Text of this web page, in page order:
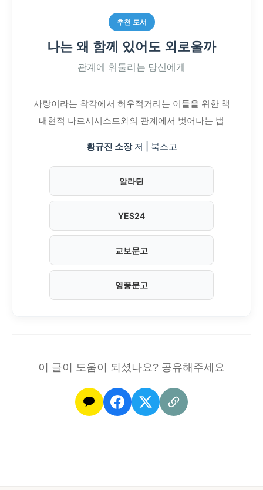
추천 도서
나는 왜 함께 있어도 외로울까
관계에 휘둘리는 당신에게
사랑이라는 착각에서 허우적거리는 이들을 위한 책
내현적 나르시시스트와의 관계에서 벗어나는 법
황규진 소장저 | 북스고
알라딘
YES24
교보문고
영풍문고
이 글이 도움이 되셨나요? 공유해주세요